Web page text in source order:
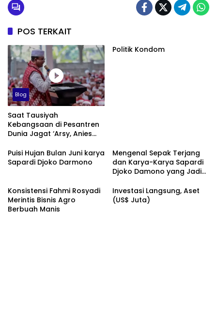
POS TERKAIT
Blog
Saat Tausiyah
Kebangsaan di Pesantren
Dunia Jagat ‘Arsy, Anies
Dukungan dari Abah Aos
Politik Kondom
Puisi Hujan Bulan Juni karya
Sapardi Djoko Darmono
Mengenal Sepak Terjang
dan Karya-Karya Sapardi
Djoko Damono yang Jadi
Konsistensi Fahmi Rosyadi
Merintis Bisnis Agro
Berbuah Manis
Investasi Langsung, Aset
(US$ Juta)